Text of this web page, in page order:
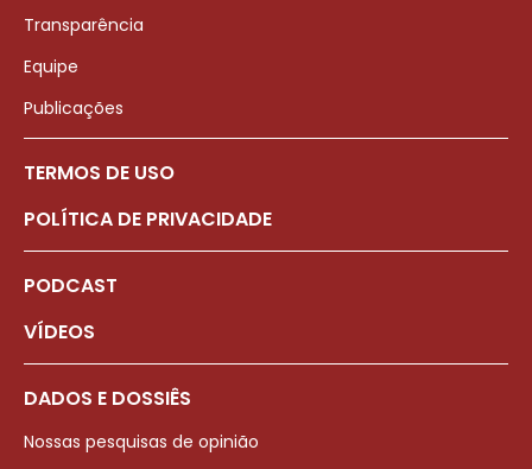
Transparência
Equipe
Publicações
TERMOS DE USO
POLÍTICA DE PRIVACIDADE
PODCAST
VÍDEOS
DADOS E DOSSIÊS
Nossas pesquisas de opinião